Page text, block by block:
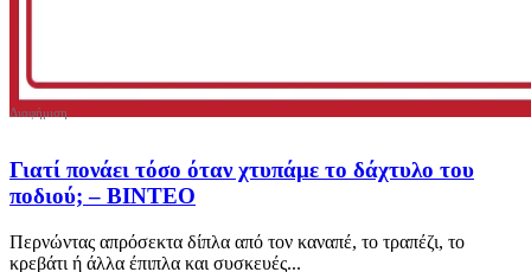
Γιατί πονάει τόσο όταν χτυπάμε το δάχτυλο του
ποδιού; – BINTEO
Περνώντας απρόσεκτα δίπλα από τον καναπέ, το τραπέζι, το
κρεβάτι ή άλλα έπιπλα και συσκευές...